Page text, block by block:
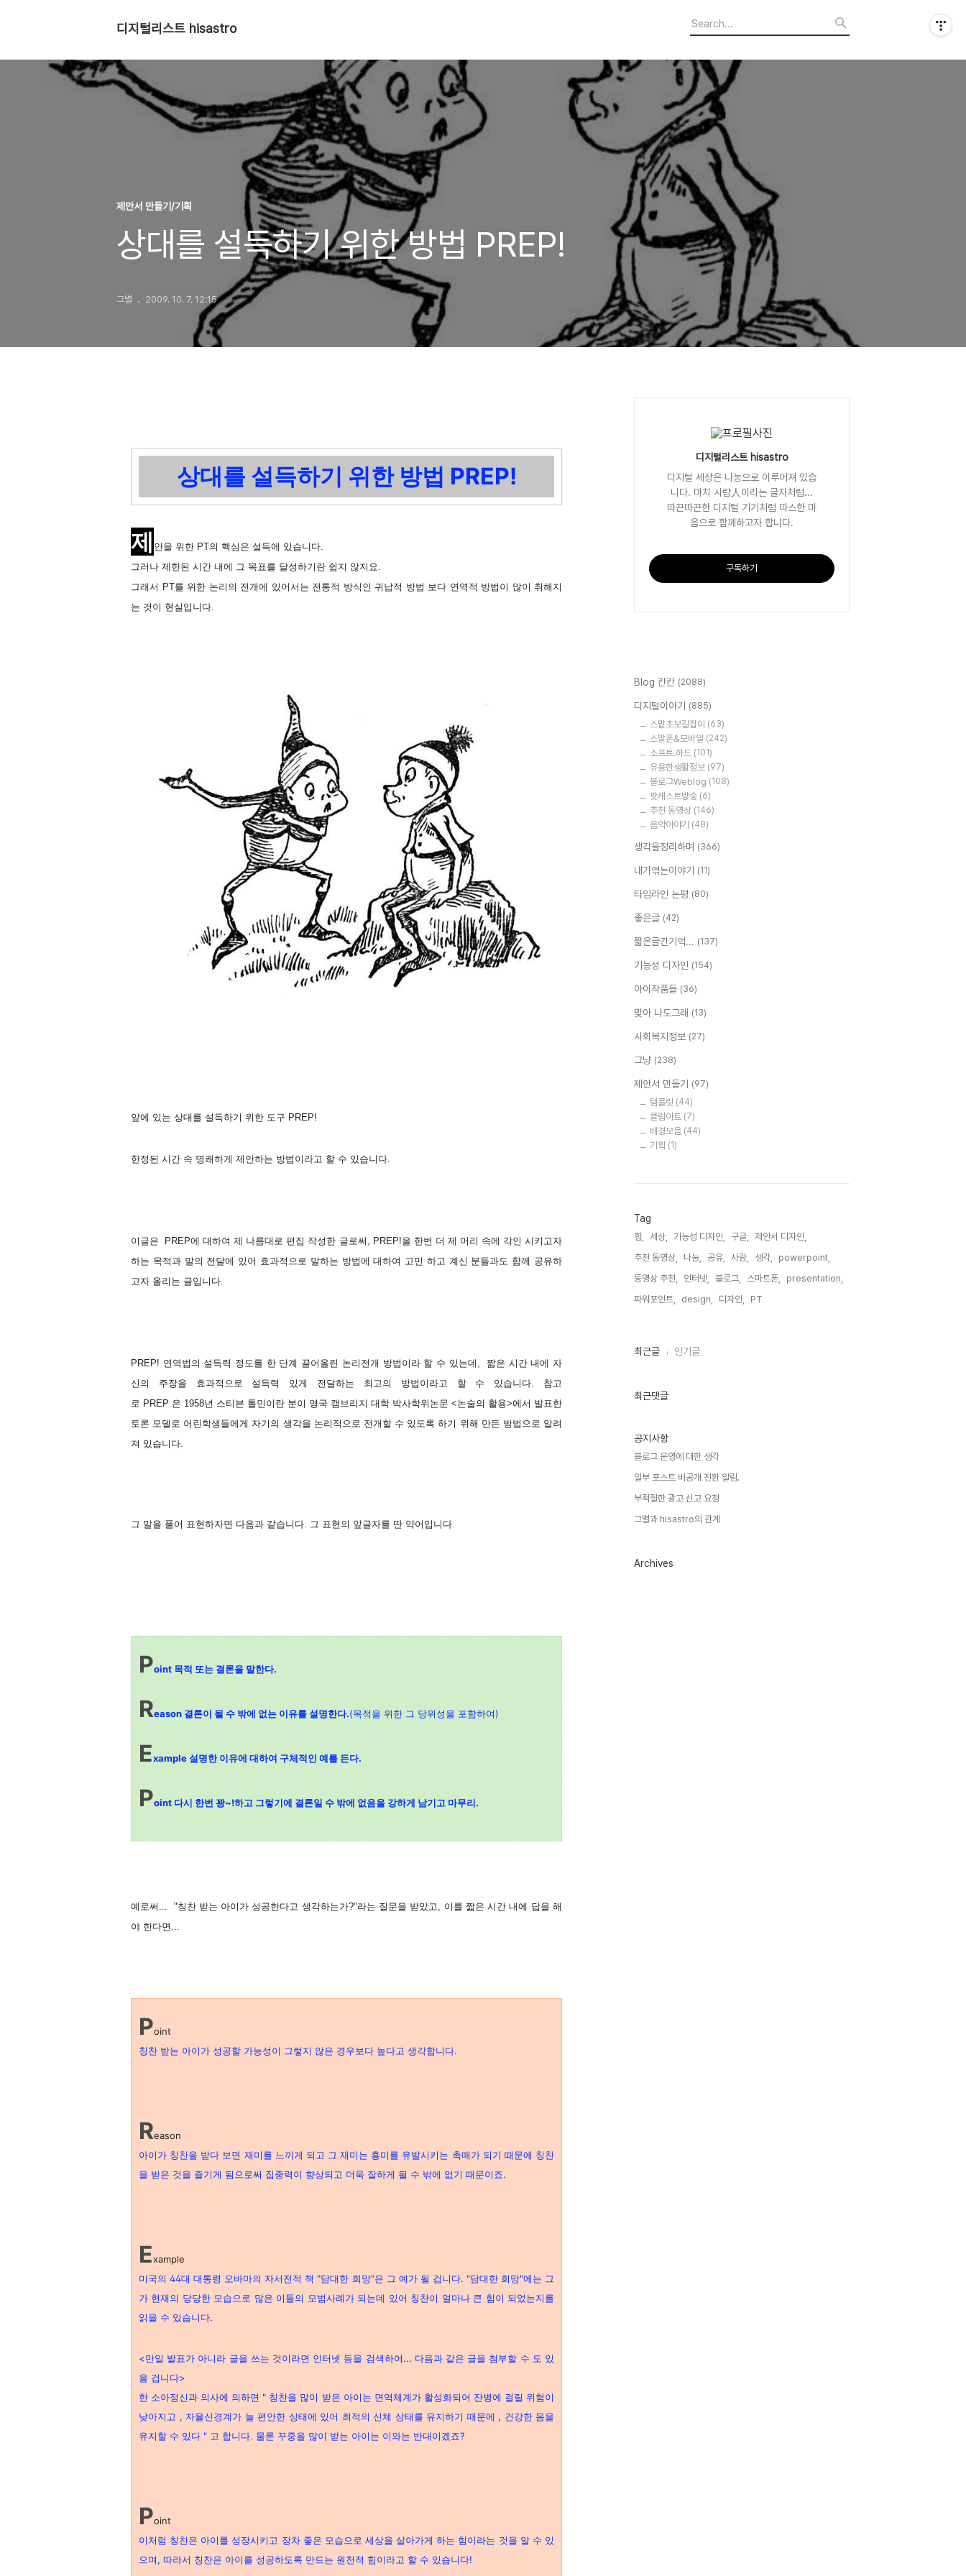
디지털리스트 hisastro
제안서 만들기/기획
상대를 설득하기 위한 방법 PREP!
그별 2009. 10. 7. 12:15
상대를 설득하기 위한 방법 PREP!
제 안을 위한 PT의 핵심은 설득에 있습니다.
그러나 제한된 시간 내에 그 목표를 달성하기란 쉽지 않지요.
그래서 PT를 위한 논리의 전개에 있어서는 전통적 방식인 귀납적 방법 보다 연역적 방법이 많이 취해지
는 것이 현실입니다.
앞에 있는 상대를 설득하기 위한 도구 PREP!
한정된 시간 속 명쾌하게 제안하는 방법이라고 할 수 있습니다.
이글은 PREP에 대하여 제 나름대로 편집 작성한 글로써, PREP!을 한번 더 제 머리 속에 각인 시키고자
하는 목적과 말의 전달에 있어 효과적으로 말하는 방법에 대하여 고민 하고 계신 분들과도 함께 공유하
고자 올리는 글입니다.
PREP! 연역법의 설득력 정도를 한 단계 끌어올린 논리전개 방법이라 할 수 있는데, 짧은 시간 내에 자
신의 주장을 효과적으로 설득력 있게 전달하는 최고의 방법이라고 할 수 있습니다. 참고
로 PREP 은 1958년 스티븐 톨민이란 분이 영국 캠브리지 대학 박사학위논문 <논술의 활용>에서 발표한
토론 모델로 어린학생들에게 자기의 생각을 논리적으로 전개할 수 있도록 하기 위해 만든 방법으로 알려
져 있습니다.
그 말을 풀어 표현하자면 다음과 같습니다. 그 표현의 앞글자를 딴 약어입니다.
Point 목적 또는 결론을 말한다.
Reason 결론이 될 수 밖에 없는 이유를 설명한다.(목적을 위한 그 당위성을 포함하여)
Example 설명한 이유에 대하여 구체적인 예를 든다.
Point 다시 한번 꽝~!하고 그렇기에 결론일 수 밖에 없음을 강하게 남기고 마무리.
예로써... "칭찬 받는 아이가 성공한다고 생각하는가?"라는 질문을 받았고, 이를 짧은 시간 내에 답을 해
야 한다면...
Point
칭찬 받는 아이가 성공할 가능성이 그렇지 않은 경우보다 높다고 생각합니다.
Reason
아이가 칭찬을 받다 보면 재미를 느끼게 되고 그 재미는 흥미를 유발시키는 촉매가 되기 때문에 칭찬
을 받은 것을 즐기게 됨으로써 집중력이 향상되고 더욱 잘하게 될 수 밖에 없기 때문이죠.
Example
미국의 44대 대통령 오바마의 자서전적 책 "담대한 희망"은 그 예가 될 겁니다. "담대한 희망"에는 그
가 현재의 당당한 모습으로 많은 이들의 모범사례가 되는데 있어 칭찬이 얼마나 큰 힘이 되었는지를
읽을 수 있습니다.
<만일 발표가 아니라 글을 쓰는 것이라면 인터넷 등을 검색하여... 다음과 같은 글을 첨부할 수 도 있
을 겁니다>
한 소아정신과 의사에 의하면 " 칭찬을 많이 받은 아이는 면역체계가 활성화되어 잔병에 걸릴 위험이
낮아지고 , 자율신경계가 늘 편안한 상태에 있어 최적의 신체 상태를 유지하기 때문에 , 건강한 몸을
유지할 수 있다 " 고 합니다. 물론 꾸중을 많이 받는 아이는 이와는 반대이겠죠?
Point
이처럼 칭찬은 아이를 성장시키고 장차 좋은 모습으로 세상을 살아가게 하는 힘이라는 것을 알 수 있
으며, 따라서 칭찬은 아이를 성공하도록 만드는 원천적 힘이라고 할 수 있습니다!
디지털리스트 hisastro
디지털 세상은 나눔으로 이루어져 있습
니다. 마치 사람人이라는 글자처럼...
따끈따끈한 디지털 기기처럼 따스한 마
음으로 함께하고자 합니다.
구독하기
Blog 칸칸 (2088)
디지털이야기 (885)
스맡초보길잡이 (63)
스맡폰&모바일 (242)
소프트.하드 (101)
유용한생활정보 (97)
블로그Weblog (108)
팟캐스트방송 (6)
추천 동영상 (146)
음악이야기 (48)
생각을정리하며 (366)
내가엮는이야기 (11)
타임라인 논평 (80)
좋은글 (42)
짧은글긴기억... (137)
기능성 디자인 (154)
아이작품들 (36)
맞아 나도그래 (13)
사회복지정보 (27)
그냥 (238)
제안서 만들기 (97)
템플릿 (44)
클립아트 (7)
배경모음 (44)
기획 (1)
Tag
힘, 세상, 기능성 디자인, 구글,
제안서 디자인,
추천 동영상,
나눔, 공유, 사람, 생각,
powerpoint,
동영상 추천,
인터넷, 블로그, 스마트폰,
presentation,
파워포인트,
design, 디자인, PT,
최
인
최근글 인기글
최근댓글
공지사항
블로그 운영에 대한 생각
일부 포스트 비공개 전환 알림.
부적절한 광고 신고 요청
그별과 hisastro의 관계
Archives